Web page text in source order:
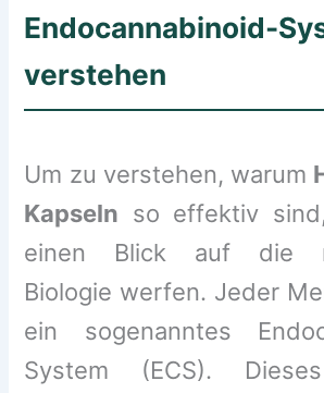
Endocannabinoid-
verstehen
Um zu verstehen, warum
Kapseln so effektiv
einen Blick auf die
Biologie werfen. Jeder
ein sogenanntes
System (ECS).